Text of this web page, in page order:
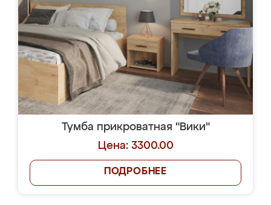
Тумба прикроватная "Вики"
Цена: 3300.00
ПОДРОБНЕЕ